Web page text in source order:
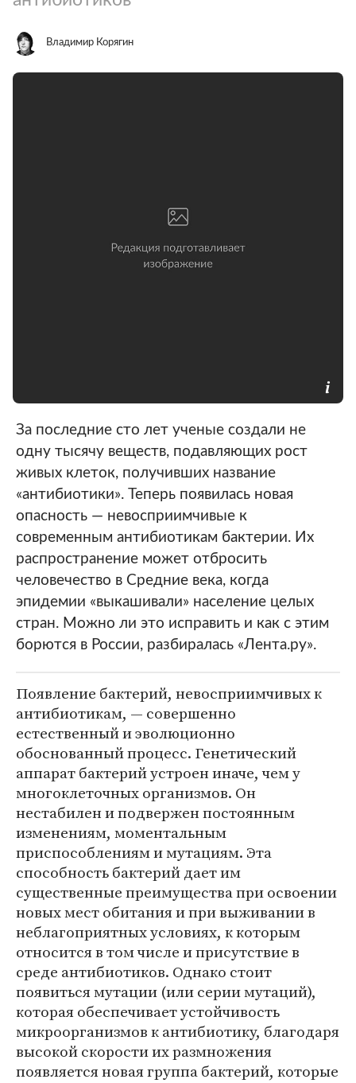
Владимир Корягин
За последние сто лет ученые создали не
одну тысячу веществ, подавляющих рост
живых клеток, получивших название
«антибиотики». Теперь появилась новая
опасность — невосприимчивые к
современным антибиотикам бактерии. Их
распространение может отбросить
человечество в Средние века, когда
эпидемии «выкашивали» население целых
стран. Можно ли это исправить и как с этим
борются в России, разбиралась «Лента.ру».
Появление бактерий, невосприимчивых к
антибиотикам, — совершенно
естественный и эволюционно
обоснованный процесс. Генетический
аппарат бактерий устроен иначе, чем у
многоклеточных организмов. Он
нестабилен и подвержен постоянным
изменениям, моментальным
приспособлениям и мутациям. Эта
способность бактерий дает им
существенные преимущества при освоении
новых мест обитания и при выживании в
неблагоприятных условиях, к которым
относится в том числе и присутствие в
среде антибиотиков. Однако стоит
появиться мутации (или серии мутаций),
которая обеспечивает устойчивость
микроорганизмов к антибиотику, благодаря
высокой скорости их размножения
появляется новая группа бактерий, которые